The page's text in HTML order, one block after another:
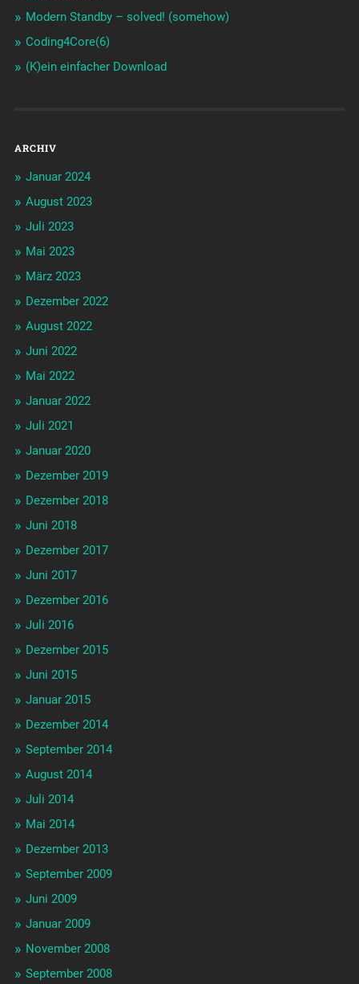
Modern Standby – solved! (somehow)
Coding4Core(6)
(K)ein einfacher Download
ARCHIV
Januar 2024
August 2023
Juli 2023
Mai 2023
März 2023
Dezember 2022
August 2022
Juni 2022
Mai 2022
Januar 2022
Juli 2021
Januar 2020
Dezember 2019
Dezember 2018
Juni 2018
Dezember 2017
Juni 2017
Dezember 2016
Juli 2016
Dezember 2015
Juni 2015
Januar 2015
Dezember 2014
September 2014
August 2014
Juli 2014
Mai 2014
Dezember 2013
September 2009
Juni 2009
Januar 2009
November 2008
September 2008